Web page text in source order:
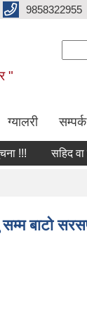
9858322955
"
ग्यालरी सम्पर्क
सहिद वा
बाटो